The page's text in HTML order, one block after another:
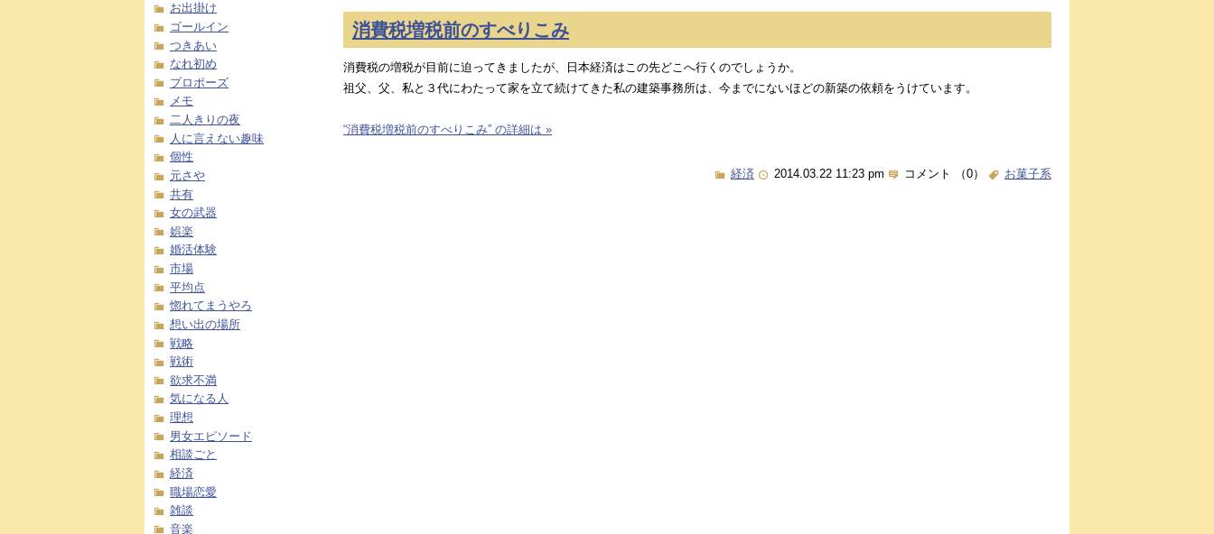
消費税増税前のすべりこみ
消費税の増税が目前に迫ってきましたが、日本経済はこの先どこへ行くのでしょうか。
祖父、父、私と３代にわたって家を立て続けてきた私の建築事務所は、今までにないほどの新築の依頼をうけています。
“消費税増税前のすべりこみ” の詳細は »
経済 2014.03.22 11:23 pm コメント （0） お菓子系
お出掛け
ゴールイン
つきあい
なれ初め
プロポーズ
メモ
二人きりの夜
人に言えない趣味
個性
元さや
共有
女の武器
娯楽
婚活体験
市場
平均点
惚れてまうやろ
想い出の場所
戦略
戦術
欲求不満
気になる人
理想
男女エピソード
相談ごと
経済
職場恋愛
雑談
音楽